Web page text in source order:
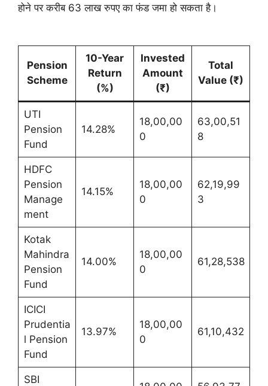
होने पर करीब 63 लाख रुपए का फंड जमा हो सकता है।
Pension
Scheme
10-Year
Return
(%)
Invested
Amount
(₹)
Total
Value (₹)
UTI
Pension
Fund
14.28%
18,00,00
0
63,00,51
8
HDFC
Pension
Manage
ment
14.15%
18,00,00
0
62,19,99
3
Kotak
Mahindra
Pension
Fund
14.00%
18,00,00
0
61,28,538
ICICI
Prudentia
l Pension
Fund
13.97%
18,00,00
0
61,10,432
SBI